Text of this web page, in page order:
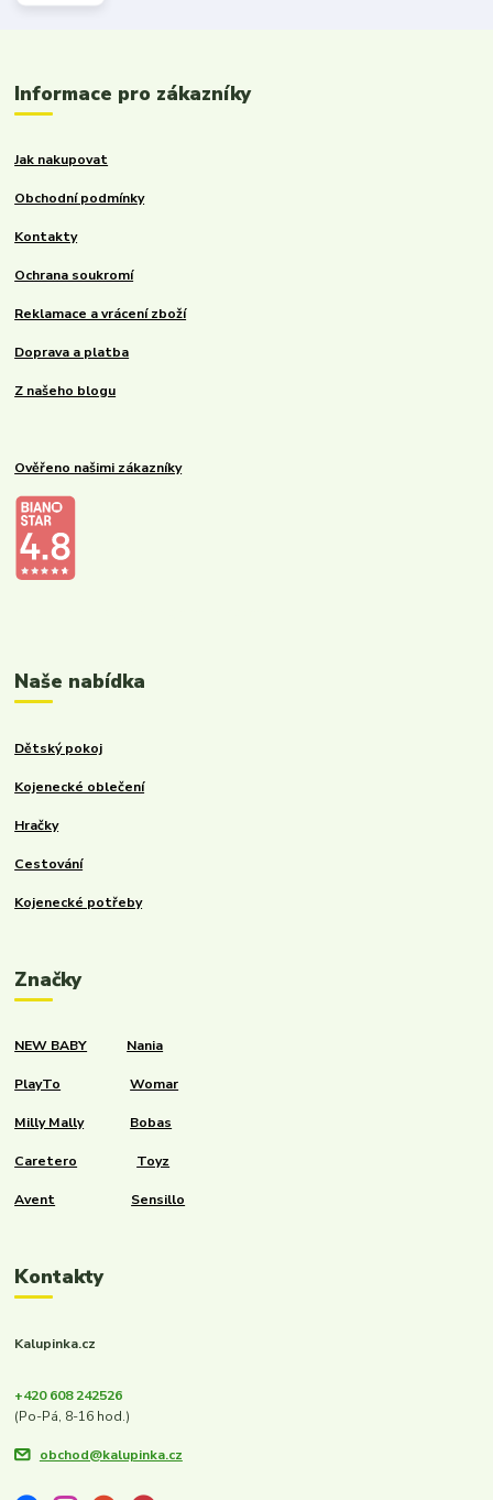
Informace pro zákazníky
Jak nakupovat
Obchodní podmínky
Kontakty
Ochrana soukromí
Reklamace a vrácení zboží
Doprava a platba
Z našeho blogu
Ověřeno našimi zákazníky
Naše nabídka
Dětský pokoj
Kojenecké oblečení
Hračky
Cestování
Kojenecké potřeby
Značky
NEW BABY Nania
PlayTo Womar
Milly Mally Bobas
Caretero Toyz
Avent Sensillo
Kontakty
Kalupinka.cz
+420 608 242526
(Po-Pá, 8-16 hod.)
obchod@kalupinka.cz